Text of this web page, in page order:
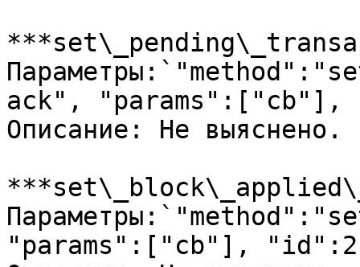
ack",
Описание: Не выяснено.
"params":["cb"],